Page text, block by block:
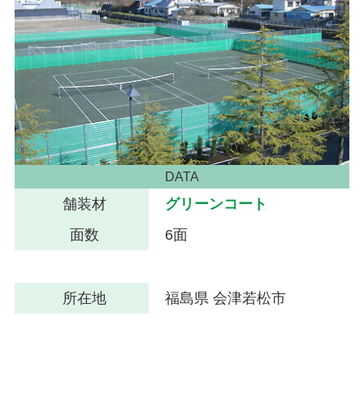
DATA
舗装材
グリーンコート
面数
6面
所在地 福島県 会津若松市